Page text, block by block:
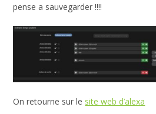
pense a sauvegarder !!!!
On retourne sur le site web d’alexa